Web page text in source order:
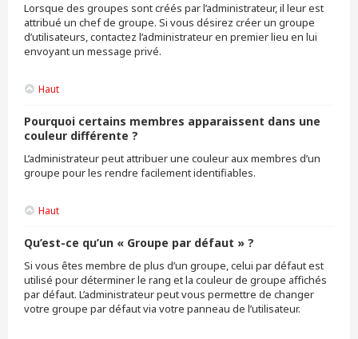
Lorsque des groupes sont créés par l’administrateur, il leur est
attribué un chef de groupe. Si vous désirez créer un groupe
d’utilisateurs, contactez l’administrateur en premier lieu en lui
envoyant un message privé.
Haut
Pourquoi certains membres apparaissent dans une
couleur différente ?
L’administrateur peut attribuer une couleur aux membres d’un
groupe pour les rendre facilement identifiables.
Haut
Qu’est-ce qu’un « Groupe par défaut » ?
Si vous êtes membre de plus d’un groupe, celui par défaut est
utilisé pour déterminer le rang et la couleur de groupe affichés
par défaut. L’administrateur peut vous permettre de changer
votre groupe par défaut via votre panneau de l’utilisateur.